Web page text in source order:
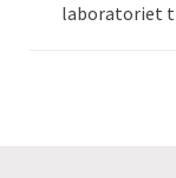
laboratoriet